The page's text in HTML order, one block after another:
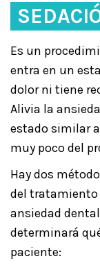
Es un
entra en un
dolor ni tiene
Alivia la
estado similar
muy poco del
Hay dos
del tratamiento
ansiedad
determinará
paciente: